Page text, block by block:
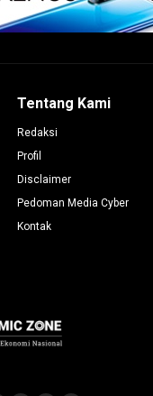
Tentang Kami
Redaksi
Profil
Disclaimer
Pedoman Media Cyber
Kontak